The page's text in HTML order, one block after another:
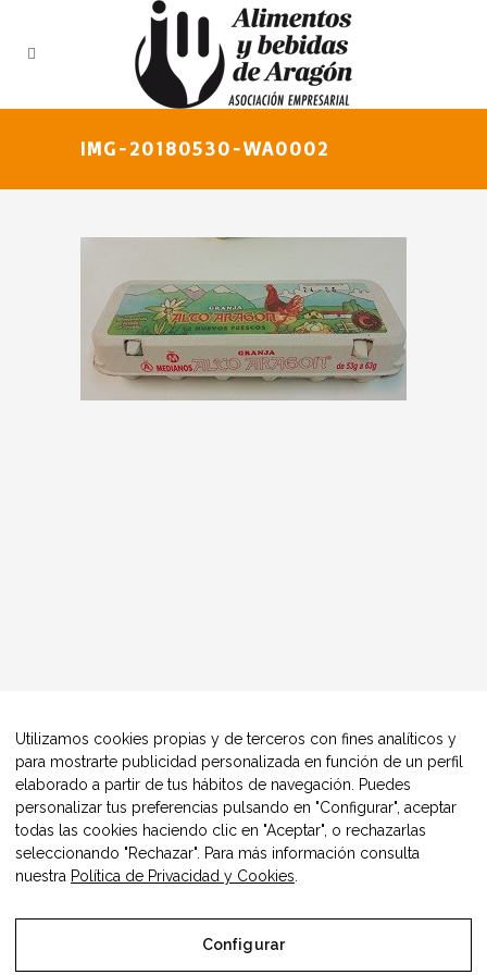
IMG-20180530-WA0002
© Copyright Alimentos Made in Aragón y AIAA
Utilizamos cookies propias y de terceros con fines analíticos y
para mostrarte publicidad personalizada en función de un perfil
elaborado a partir de tus hábitos de navegación. Puedes
personalizar tus preferencias pulsando en "Configurar", aceptar
todas las cookies haciendo clic en "Aceptar", o rechazarlas
seleccionando "Rechazar". Para más información consulta
nuestra Política de Privacidad y Cookies
Configurar